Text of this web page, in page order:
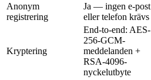
Anonym
registrering
Ja — ingen e-post
eller telefon krävs
Kryptering
End-to-end: AES-
256-GCM-
meddelanden +
RSA-4096-
nyckelutbyte